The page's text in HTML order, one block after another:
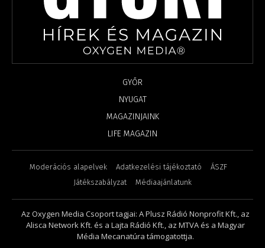
GYŐR
NYUGAT
MAGAZINJAINK
LIFE MAGAZIN
Moderációs alapelvek Adatkezelési tájékoztató
ÁSZF
Játékszabályzat
Médiaajánlatunk
Az Oxygen Media Csoport tagjai: A Plusz Rádió Nonprofit Kft., az
Alisca Network Kft. és a Lajta Rádió Kft., az MTVA és a Magyar
Média Mecanatúra támogatottja.